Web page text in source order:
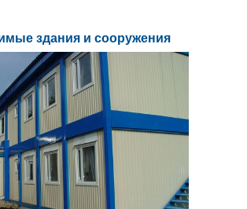
здания и сооружения